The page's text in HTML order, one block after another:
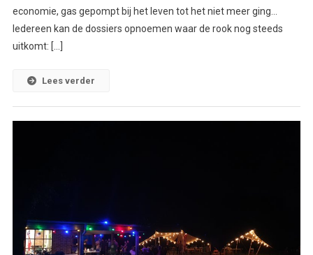
economie, gas gepompt bij het leven tot het niet meer ging…
Iedereen kan de dossiers opnoemen waar de rook nog steeds
uitkomt: […]
Lees verder